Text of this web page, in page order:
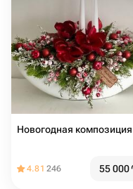
Новогодная композиция
4.81 246 55 000